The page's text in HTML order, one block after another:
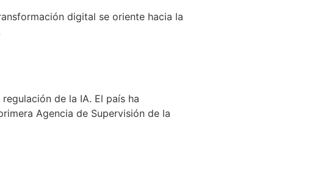
digital se oriente hacia la
de la IA. El país ha
Agencia de Supervisión de la